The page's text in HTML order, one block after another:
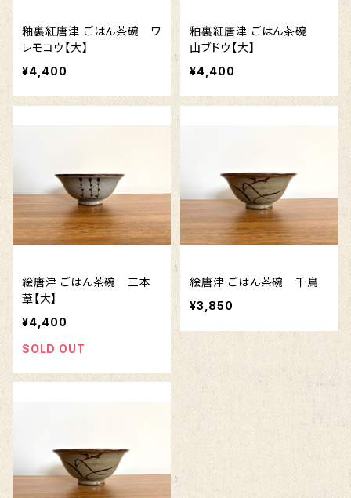
釉裏紅唐津 ごはん茶碗 ワ
レモコウ【大】
¥4,400
釉裏紅唐津 ごはん茶碗
山ブドウ【大】
¥4,400
絵唐津 ごはん茶碗 三本
葦【大】
¥4,400
SOLD OUT
絵唐津 ごはん茶碗 千鳥
¥3,850